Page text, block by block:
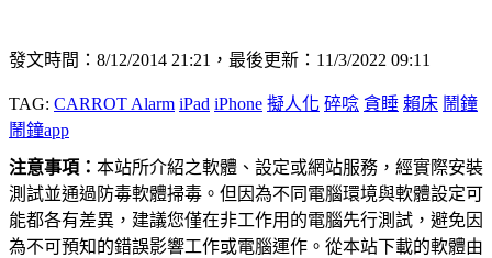
發文時間：8/12/2014 21:21，最後更新：11/3/2022 09:11
TAG: CARROT Alarm iPad iPhone 擬人化 碎唸 貪睡 賴床 鬧鐘
鬧鐘app
注意事項： 本站所介紹之軟體、設定或網站服務，經實際安裝
測試並通過防毒軟體掃毒。但因為不同電腦環境與軟體設定可
能都各有差異，建議您僅在非工作用的電腦先行測試，避免因
為不可預知的錯誤影響工作或電腦運作。從本站下載的軟體由